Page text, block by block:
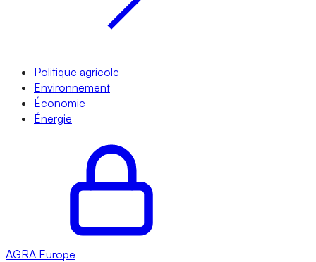
Politique agricole
Environnement
Économie
Énergie
AGRA Europe